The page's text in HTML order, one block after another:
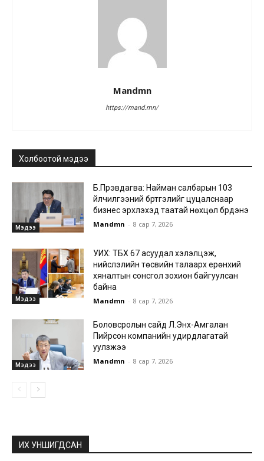
Mandmn
https://mand.mn/
Холбоотой мэдээ
Мэдээ
Б.Пүрэвдагва: Найман салбарын 103
үйлчилгээний бүртгэлийг цуцалснаар
бизнес эрхлэхэд таатай нөхцөл бүрдэнэ
Mandmn - 8 сар 7, 2026
Мэдээ
УИХ: ТБХ 67 асуудал хэлэлцэж,
нийслэлийн төсвийн талаарх ерөнхий
хяналтын сонсгол зохион байгуулсан
байна
Mandmn - 8 сар 7, 2026
Мэдээ
Боловсролын сайд Л.Энх-Амгалан
Пийрсон компанийн удирдлагатай
уулзжээ
Mandmn - 8 сар 7, 2026
ИХ УНШИГДСАН